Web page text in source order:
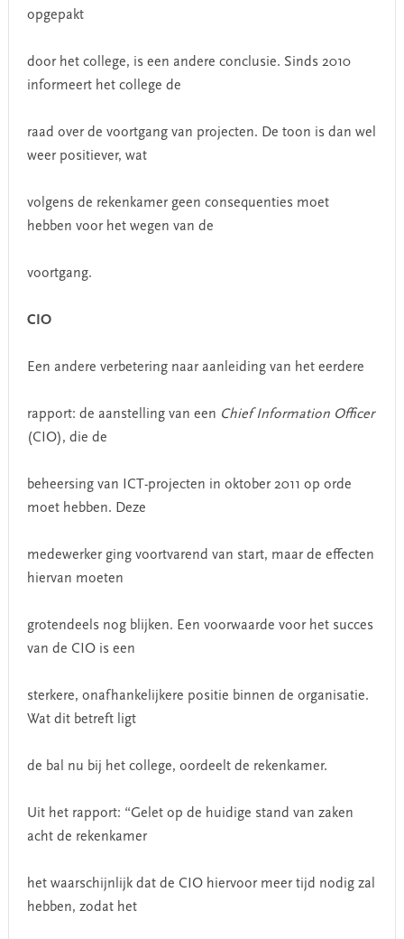
opgepakt
door het college, is een andere conclusie. Sinds 2010
informeert het college de
raad over de voortgang van projecten. De toon is dan wel
weer positiever, wat
volgens de rekenkamer geen consequenties moet
hebben voor het wegen van de
voortgang.
CIO
Een andere verbetering naar aanleiding van het eerdere
rapport: de aanstelling van een Chief Information Officer
(CIO), die de
beheersing van ICT-projecten in oktober 2011 op orde
moet hebben. Deze
medewerker ging voortvarend van start, maar de effecten
hiervan moeten
grotendeels nog blijken. Een voorwaarde voor het succes
van de CIO is een
sterkere, onafhankelijkere positie binnen de organisatie.
Wat dit betreft ligt
de bal nu bij het college, oordeelt de rekenkamer.
Uit het rapport: “Gelet op de huidige stand van zaken
acht de rekenkamer
het waarschijnlijk dat de CIO hiervoor meer tijd nodig zal
hebben, zodat het